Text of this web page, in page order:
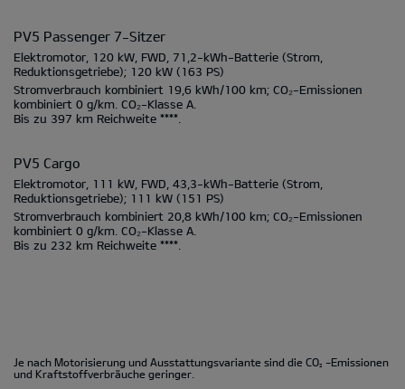
PV5 Passenger 7-Sitzer
Elektromotor, 120 kW, FWD, 71,2-kWh-Batterie (Strom,
Reduktionsgetriebe); 120 kW (163 PS)
Stromverbrauch kombiniert 19,6 kWh/100 km; CO₂-Emissionen
kombiniert 0 g/km. CO₂-Klasse A.
Bis zu 397 km Reichweite ****.
PV5 Cargo
Elektromotor, 111 kW, FWD, 43,3-kWh-Batterie (Strom,
Reduktionsgetriebe); 111 kW (151 PS)
Stromverbrauch kombiniert 20,8 kWh/100 km; CO₂-Emissionen
kombiniert 0 g/km. CO₂-Klasse A.
Bis zu 232 km Reichweite ****.
Je nach Motorisierung und Ausstattungsvariante sind die CO2
-Emissionen
und Kraftstoffverbräuche geringer.